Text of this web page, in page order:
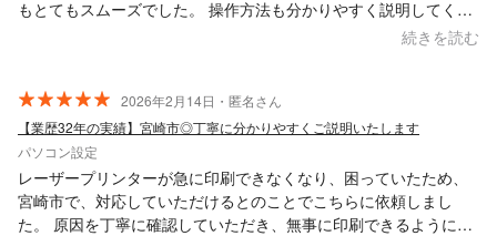
もとてもスムーズでした。 操作方法も分かりやすく説明してくだ
さり、パソコン初心者の私でも安心してお任せできました。 おか
続きを読む
2026年2月14日・匿名さん
【業歴32年の実績】宮崎市◎丁寧に分かりやすくご説明いたします
パソコン設定
レーザープリンターが急に印刷できなくなり、困っていたため、
宮崎市で、対応していただけるとのことでこちらに依頼しまし
た。 原因を丁寧に確認していただき、無事に印刷できるようにな